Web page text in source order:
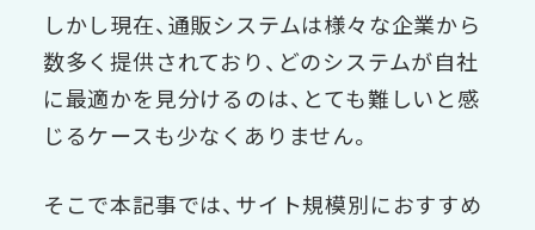
しかし現在、通販システムは様々な企業から
数多く提供されており、どのシステムが自社
に最適かを見分けるのは、とても難しいと感
じるケースも少なくありません。
そこで本記事では、サイト規模別におすすめ